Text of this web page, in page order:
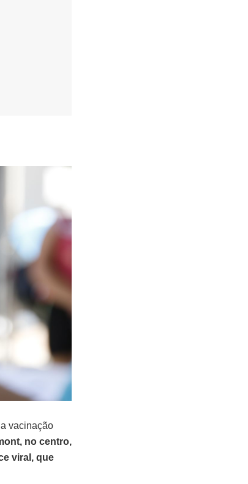
vacinação
no centro,
viral, que